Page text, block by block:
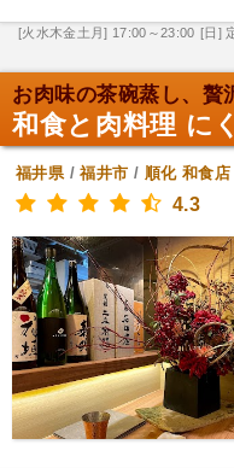
[火水木金土月] 17:00～23:00 [日]
お肉味の茶碗蒸し、贅
和食と肉料理 に
福井県/福井市 / 順化 和食店
4.3